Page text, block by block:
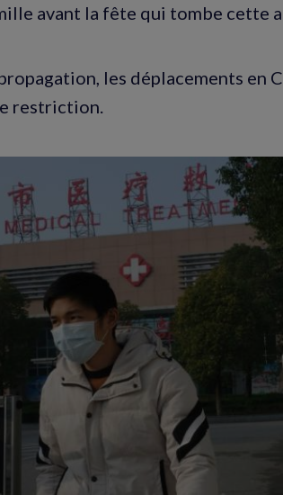
avant la fête qui tombe cette
les déplacements en
restriction.
Agrandir
l'image